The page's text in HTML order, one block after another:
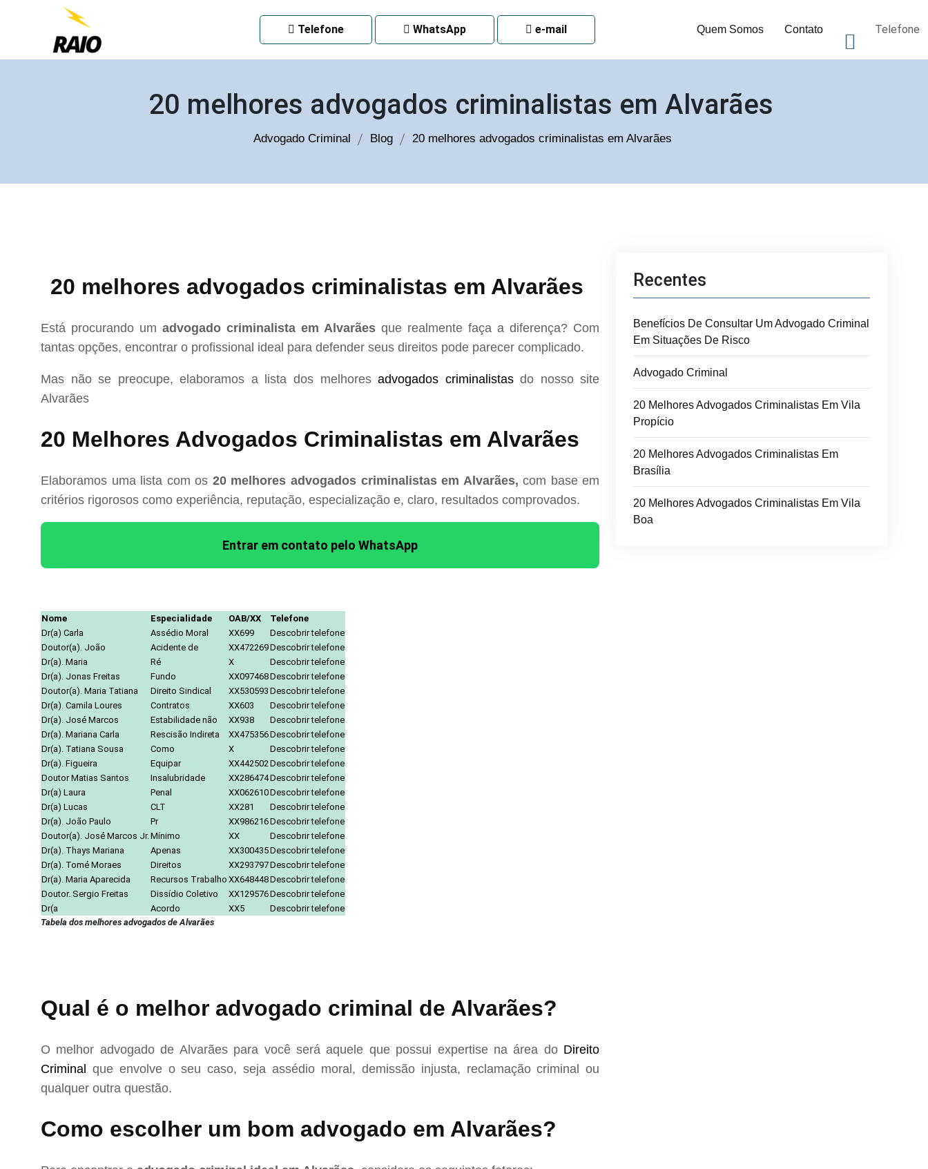
Telefone WhatsApp e-mail Quem Somos Contato Telefone
20 melhores advogados criminalistas em Alvarães
Advogado Criminal Blog 20 melhores advogados criminalistas em Alvarães
20 melhores advogados criminalistas em Alvarães
Está procurando umadvogado criminalista em Alvarães que realmente faça a diferença? Com
tantas opções, encontrar o profissional ideal para defender seus direitos pode parecer complicado.
Mas não se preocupe, elaboramos a lista dos melhoresadvogados criminalistasdo nosso site
Alvarães
20 Melhores Advogados Criminalistas em Alvarães
Elaboramos uma lista com os 20 melhores advogados criminalistas em Alvarães, com base em
critérios rigorosos como experiência, reputação, especialização e, claro, resultados comprovados.
Entrar em contato pelo WhatsApp
Nome Especialidade OAB/XX
Telefone
Dr(a) Carla
Assédio Moral XX699
Descobrir telefone
Doutor(a). João
Acidente de XX472269Descobrir telefone
Dr(a). Maria
Ré X
Descobrir telefone
Dr(a). Jonas Freitas
Fundo XX097468Descobrir telefone
Doutor(a). Maria Tatiana
Direito Sindical XX530593 Descobrir telefone
Dr(a). Camila Loures
Contratos XX603
Descobrir telefone
Dr(a). José Marcos
Estabilidade não XX938
Descobrir telefone
Dr(a). Mariana Carla
Rescisão Indireta XX475356Descobrir telefone
Dr(a). Tatiana Sousa
Como X
Descobrir telefone
Dr(a). Figueira
Equipar XX442502 Descobrir telefone
Doutor Matias Santos
Insalubridade XX286474Descobrir telefone
Dr(a) Laura
Penal XX062610Descobrir telefone
Dr(a) Lucas
CLT XX281
Descobrir telefone
Dr(a). João Paulo
Pr XX986216Descobrir telefone
Doutor(a). José Marcos Jr. Mínimo XX
Descobrir telefone
Dr(a). Thays Mariana
Apenas XX300435Descobrir telefone
Dr(a). Tomé Moraes
Direitos XX293797Descobrir telefone
Dr(a). Maria Aparecida
Recursos Trabalho XX648448Descobrir telefone
Doutor. Sergio Freitas
Dissídio Coletivo XX129576Descobrir telefone
Dr(a
Acordo XX5
Descobrir telefone
Tabela dos melhores advogados de Alvarães
Qual é o melhor advogado criminal de Alvarães?
O melhor advogado de Alvarães para você será aquele que possui expertise na área do Direito
Criminal que envolve o seu caso, seja assédio moral, demissão injusta, reclamação criminal ou
qualquer outra questão.
Como escolher um bom advogado em Alvarães?
Recentes
Benefícios De Consultar Um Advogado Criminal
Em Situações De Risco
Advogado Criminal
20 Melhores Advogados Criminalistas Em Vila
Propício
20 Melhores Advogados Criminalistas Em
Brasília
20 Melhores Advogados Criminalistas Em Vila
Boa